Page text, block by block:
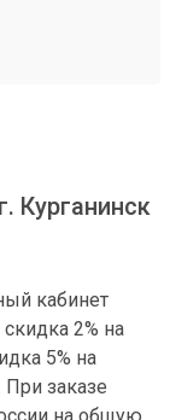
Курганинск
кабинет
2% на
5% на
При заказе